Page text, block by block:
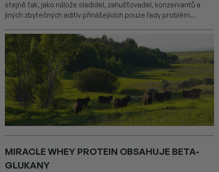
stejně tak, jako nálože sladidel, zahušťovadel, konzervantů a
jiných zbytečných aditiv přinášejících pouze řady problém...
MIRACLE WHEY PROTEIN OBSAHUJE BETA-
GLUKANY